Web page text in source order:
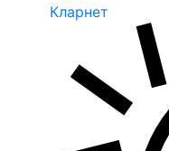
Кларнет